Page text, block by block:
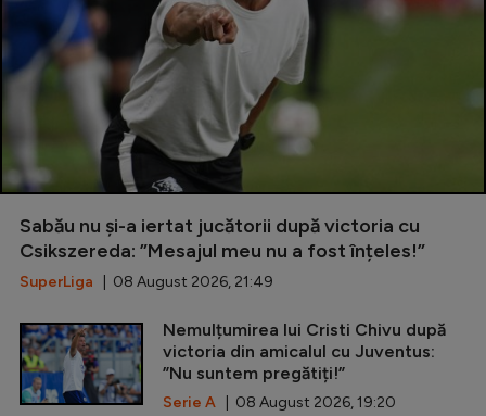
Sabău nu și-a iertat jucătorii după victoria cu
Csikszereda: ”Mesajul meu nu a fost înțeles!”
SuperLiga | 08 August 2026, 21:49
Nemulțumirea lui Cristi Chivu după
victoria din amicalul cu Juventus:
”Nu suntem pregătiți!”
Serie A | 08 August 2026, 19:20